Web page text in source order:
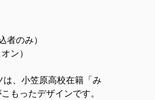
者のみ）
ン）
、小笠原高校在籍「み
もったデザインです。